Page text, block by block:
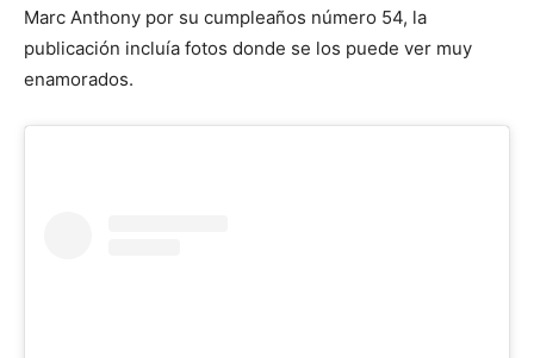
Marc Anthony por su cumpleaños número 54, la
publicación incluía fotos donde se los puede ver muy
enamorados.